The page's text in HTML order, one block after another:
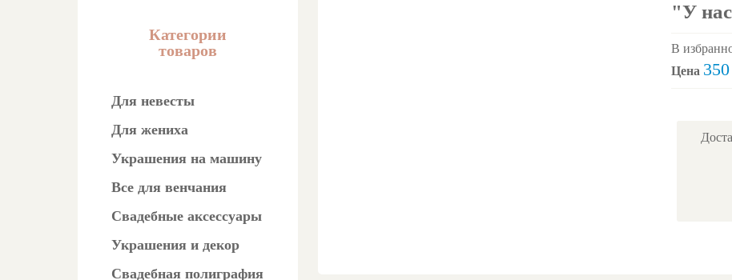
Категории
товаров
Для невесты
Для жениха
Украшения на машину
Все для венчания
Свадебные аксессуары
Украшения и декор
Свадебная полиграфия
"У
В
Цена 350